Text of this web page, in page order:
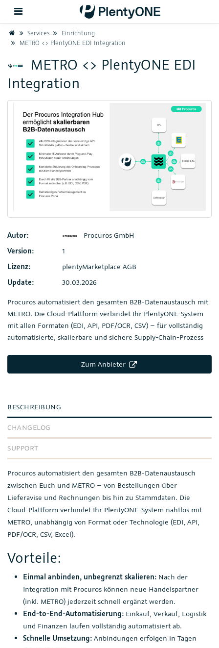
Zurück
Support
Einrichtung
Hardware
HomeServices
Einrichtung
METRO <> PlentyONE EDI Integration
METRO <> PlentyONE EDI
Integration
Autor:
Procuros GmbH
Version:
1
Lizenz:
plentyMarketplace AGB
Update:
30.03.2026
Procuros automatisiert den gesamten B2B-Datenaustausch mit
METRO. Die Cloud-Plattform verbindet Ihr PlentyONE-System
mit allen Formaten (EDI, API, PDF/OCR, CSV) – für vollständig
automatisierte, skalierbare und sichere Supply-Chain-Prozess
Zum Anbieter
BESCHREIBUNG
CHANGELOG
SUPPORT
Procuros automatisiert den gesamten B2B-Datenaustausch
zwischen Euch und METRO – von Bestellungen über
Lieferavise und Rechnungen bis hin zu Stammdaten. Die
Cloud-Plattform verbindet Ihr PlentyONE-System nahtlos mit
METRO, unabhängig von Format oder Technologie (EDI, API,
PDF/OCR, CSV, Excel).
Vorteile:
Einmal anbinden, unbegrenzt skalieren: Nach der
Integration mit Procuros können neue Handelspartner
(inkl. METRO) jederzeit schnell ergänzt werden.
End-to-End-Automatisierung: Einkauf, Verkauf, Logistik
und Finanzen laufen vollständig automatisiert ab.
Schnelle Umsetzung: Anbindungen erfolgen in Tagen